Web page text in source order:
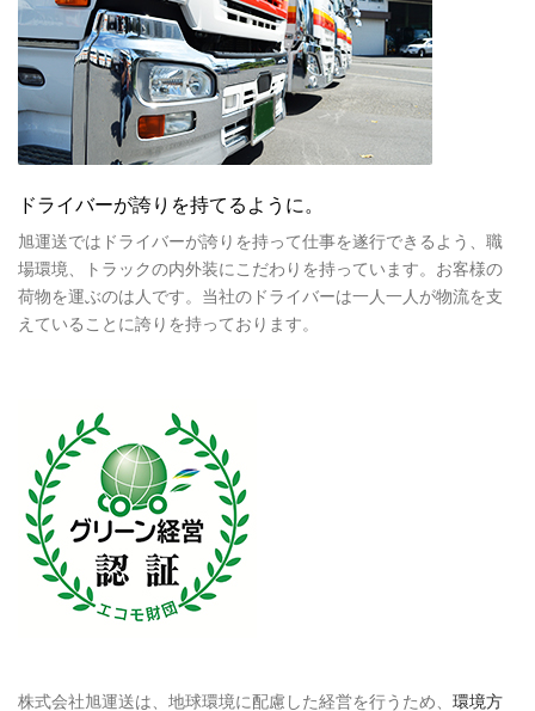
ドライバーが誇りを持てるように。
旭運送ではドライバーが誇りを持って仕事を遂行できるよう、職
場環境、トラックの内外装にこだわりを持っています。お客様の
荷物を運ぶのは人です。当社のドライバーは一人一人が物流を支
えていることに誇りを持っております。
株式会社旭運送は、地球環境に配慮した経営を行うため、 環境方